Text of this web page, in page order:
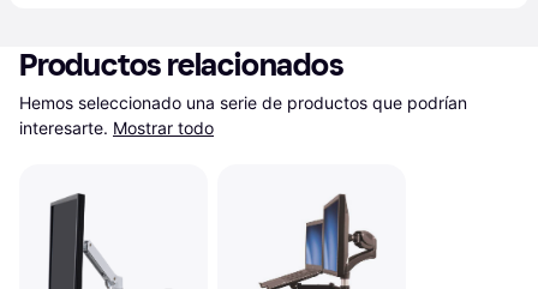
Productos relacionados
Hemos seleccionado una serie de productos que podrían
interesarte. Mostrar todo